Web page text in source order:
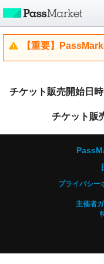
【重要】
チケット販売開始日
チケット販
プライバシー
主催者